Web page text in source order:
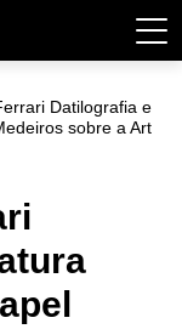
Datilografia e
sobre a Art